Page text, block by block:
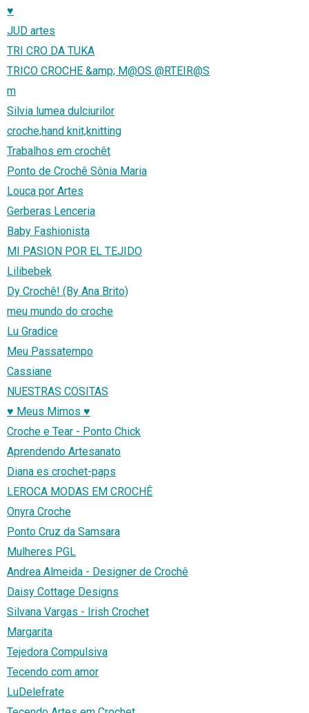
♥
JUD artes
TRI CRO DA TUKA
TRICO CROCHE &amp; M@OS @RTEIR@S
m
Silvia lumea dulciurilor
croche,hand knit,knitting
Trabalhos em crochêt
Ponto de Crochê Sônia Maria
Louca por Artes
Gerberas Lenceria
Baby Fashionista
MI PASION POR EL TEJIDO
Lilibebek
Dy Crochê! (By Ana Brito)
meu mundo do croche
Lu Gradice
Meu Passatempo
Cassiane
NUESTRAS COSITAS
♥ Meus Mimos ♥
Croche e Tear - Ponto Chick
Aprendendo Artesanato
Diana es crochet-paps
LEROCA MODAS EM CROCHÊ
Onyra Croche
Ponto Cruz da Samsara
Mulheres PGL
Andrea Almeida - Designer de Crochê
Daisy Cottage Designs
Silvana Vargas - Irish Crochet
Margarita
Tejedora Compulsiva
Tecendo com amor
LuDelefrate